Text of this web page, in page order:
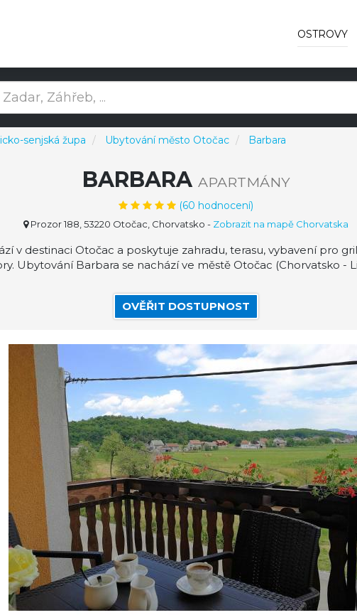
OSTROVY
senjská župa Ubytování město Otočac Barbara
BARBARA APARTMÁNY
(60 hodnocení)
Prozor 188, 53220 Otočac, Chorvatsko - Zobrazit na mapě Chorvatska
v destinaci Otočac a poskytuje zahradu, terasu, vybavení pro
Ubytování Barbara se nachází ve městě Otočac (Chorvatsko -
OVĚŘIT DOSTUPNOST